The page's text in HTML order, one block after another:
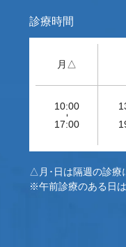
診療時間
月△
10:00
-
17:00
△月･日は隔週の診療
※午前診療のある日